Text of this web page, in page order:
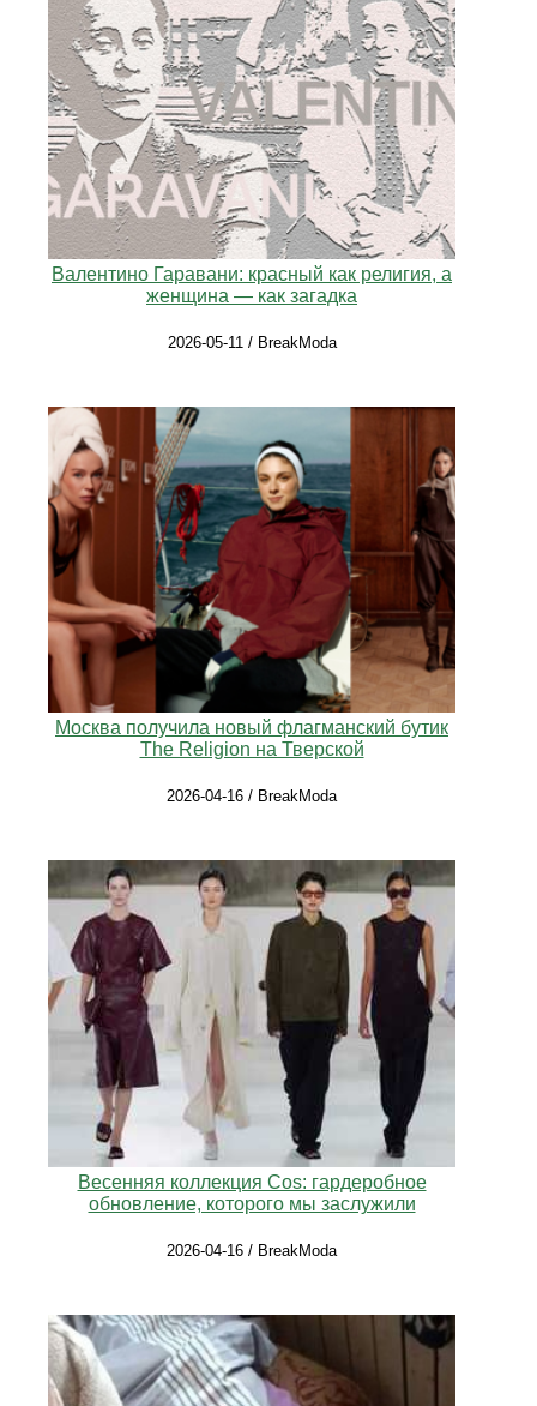
Валентино Гаравани: красный как религия, а
женщина — как загадка
2026-05-11 / BreakModa
Москва получила новый флагманский бутик
The Religion на Тверской
2026-04-16 / BreakModa
Весенняя коллекция Cos: гардеробное
обновление, которого мы заслужили
2026-04-16 / BreakModa